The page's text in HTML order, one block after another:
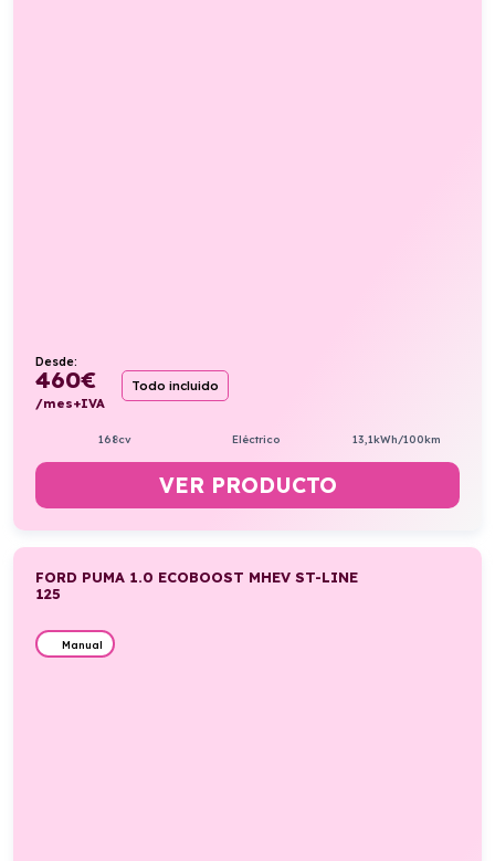
Desde:
460€
/mes+IVA
Todo incluido
168cv Eléctrico 13,1kWh/100km
VER PRODUCTO
FORD PUMA 1.0 ECOBOOST MHEV ST-LINE
125
Manual